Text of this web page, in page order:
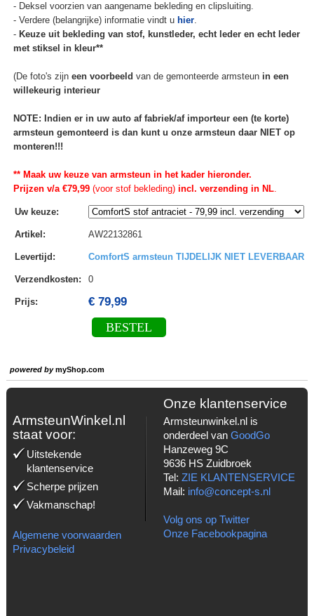
- Deksel voorzien van aangename bekleding en clipsluiting.
- Verdere (belangrijke) informatie vindt u hier.
- Keuze uit bekleding van stof, kunstleder, echt leder en echt leder
met stiksel in kleur**
(De foto's zijn een voorbeeld van de gemonteerde armsteun in een
willekeurig interieur
NOTE: Indien er in uw auto af fabriek/af importeur een (te korte)
armsteun gemonteerd is dan kunt u onze armsteun daar NIET op
monteren!!!
** Maak uw keuze van armsteun in het kader hieronder.
Prijzen v/a €79,99(voor stof bekleding)incl. verzending in NL.
Uw keuze:
Artikel : AW22132861
Levertijd : ComfortS armsteun TIJDELIJK NIET LEVERBAAR
Verzendkosten: 0
Prijs: € 79,99
BESTEL
powered bymyShop.com
ArmsteunWinkel.nl
staat voor:
Uitstekende
klantenservice
Scherpe prijzen
Vakmanschap!
Algemene voorwaarden
Privacybeleid
Onze klantenservice
Armsteunwinkel.nl is
onderdeel van GoodGo
Hanzeweg 9C
9636 HS Zuidbroek
Tel: ZIE KLANTENSERVICE
Mail: info@concept-s.nl
Volg ons op Twitter
Onze Facebookpagina